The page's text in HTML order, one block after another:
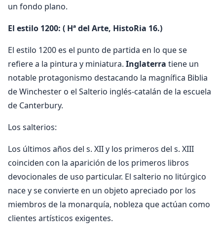
un fondo plano.
El estilo 1200: ( Hª del Arte, HistoRia 16.)
El estilo 1200 es el punto de partida en lo que se
refiere a la pintura y miniatura. Inglaterra tiene un
notable protagonismo destacando la magnífica Biblia
de Winchester o el Salterio inglés-catalán de la escuela
de Canterbury.
Los salterios:
Los últimos años del s. XII y los primeros del s. XIII
coinciden con la aparición de los primeros libros
devocionales de uso particular. El salterio no litúrgico
nace y se convierte en un objeto apreciado por los
miembros de la monarquía, nobleza que actúan como
clientes artísticos exigentes.